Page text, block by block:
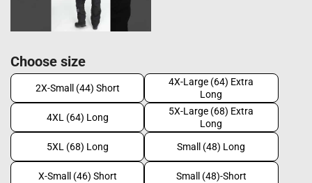
Choose size
2X-Small (44) Short
4X-Large (64) Extra
Long
4XL (64) Long
5X-Large (68) Extra
Long
5XL (68) Long Small (48) Long
X-Small (46) Short Small (48)-Short